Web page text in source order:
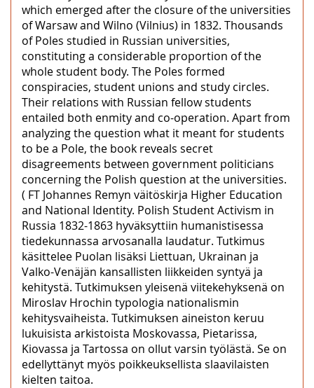
which emerged after the closure of the universities
of Warsaw and Wilno (Vilnius) in 1832. Thousands
of Poles studied in Russian universities,
constituting a considerable proportion of the
whole student body. The Poles formed
conspiracies, student unions and study circles.
Their relations with Russian fellow students
entailed both enmity and co-operation. Apart from
analyzing the question what it meant for students
to be a Pole, the book reveals secret
disagreements between government politicians
concerning the Polish question at the universities.
( FT Johannes Remyn väitöskirja Higher Education
and National Identity. Polish Student Activism in
Russia 1832-1863 hyväksyttiin humanistisessa
tiedekunnassa arvosanalla laudatur. Tutkimus
käsittelee Puolan lisäksi Liettuan, Ukrainan ja
Valko-Venäjän kansallisten liikkeiden syntyä ja
kehitystä. Tutkimuksen yleisenä viitekehyksenä on
Miroslav Hrochin typologia nationalismin
kehitysvaiheista. Tutkimuksen aineiston keruu
lukuisista arkistoista Moskovassa, Pietarissa,
Kiovassa ja Tartossa on ollut varsin työlästä. Se on
edellyttänyt myös poikkeuksellista slaavilaisten
kielten taitoa.